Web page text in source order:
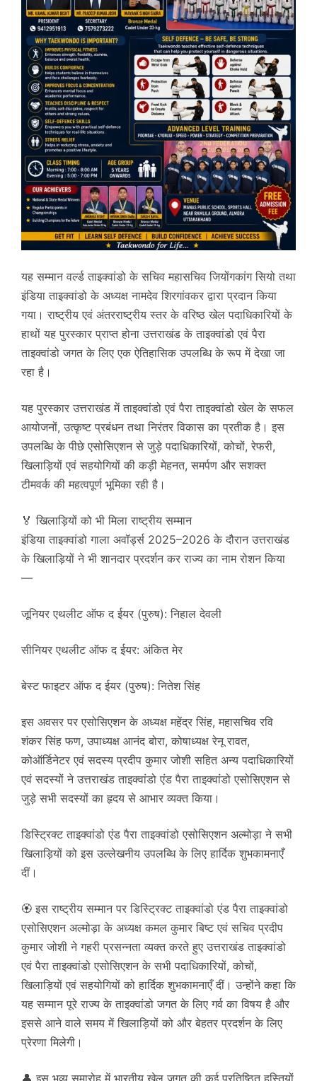
यह सम्मान वर्ल्ड ताइक्वांडो के सचिव महासचिव जियोंगकांग सियो तथा
इंडिया ताइक्वांडो के अध्यक्ष नामदेव शिरगांवकर द्वारा प्रदान किया
गया। राष्ट्रीय एवं अंतरराष्ट्रीय स्तर के वरिष्ठ खेल पदाधिकारियों के
हाथों यह पुरस्कार प्राप्त होना उत्तराखंड के ताइक्वांडो एवं पैरा
ताइक्वांडो जगत के लिए एक ऐतिहासिक उपलब्धि के रूप में देखा जा
रहा है।
यह पुरस्कार उत्तराखंड में ताइक्वांडो एवं पैरा ताइक्वांडो खेल के सफल
आयोजनों, उत्कृष्ट प्रबंधन तथा निरंतर विकास का प्रतीक है। इस
उपलब्धि के पीछे एसोसिएशन से जुड़े पदाधिकारियों, कोचों, रेफरी,
खिलाड़ियों एवं सहयोगियों की कड़ी मेहनत, समर्पण और सशक्त
टीमवर्क की महत्वपूर्ण भूमिका रही है।
🏅 खिलाड़ियों को भी मिला राष्ट्रीय सम्मान
इंडिया ताइक्वांडो गाला अवॉर्ड्स 2025–2026 के दौरान उत्तराखंड
के खिलाड़ियों ने भी शानदार प्रदर्शन कर राज्य का नाम रोशन किया
—
जूनियर एथलीट ऑफ द ईयर (पुरुष): निहाल देवली
सीनियर एथलीट ऑफ द ईयर: अंकित मेर
बेस्ट फाइटर ऑफ द ईयर (पुरुष): नितेश सिंह
इस अवसर पर एसोसिएशन के अध्यक्ष महेंद्र सिंह, महासचिव रवि
शंकर सिंह फण, उपाध्यक्ष आनंद बोरा, कोषाध्यक्ष रेनू रावत,
कोऑर्डिनेटर एवं सदस्य प्रदीप कुमार जोशी सहित अन्य पदाधिकारियों
एवं सदस्यों ने उत्तराखंड ताइक्वांडो एंड पैरा ताइक्वांडो एसोसिएशन से
जुड़े सभी सदस्यों का हृदय से आभार व्यक्त किया।
डिस्ट्रिक्ट ताइक्वांडो एंड पैरा ताइक्वांडो एसोसिएशन अल्मोड़ा ने सभी
खिलाड़ियों को इस उल्लेखनीय उपलब्धि के लिए हार्दिक शुभकामनाएँ
दीं।
🏵️ इस राष्ट्रीय सम्मान पर डिस्ट्रिक्ट ताइक्वांडो एंड पैरा ताइक्वांडो
एसोसिएशन अल्मोड़ा के अध्यक्ष कमल कुमार बिष्ट एवं सचिव प्रदीप
कुमार जोशी ने गहरी प्रसन्नता व्यक्त करते हुए उत्तराखंड ताइक्वांडो
एवं पैरा ताइक्वांडो एसोसिएशन के सभी पदाधिकारियों, कोचों,
खिलाड़ियों एवं सहयोगियों को हार्दिक शुभकामनाएँ दीं। उन्होंने कहा कि
यह सम्मान पूरे राज्य के ताइक्वांडो जगत के लिए गर्व का विषय है और
इससे आने वाले समय में खिलाड़ियों को और बेहतर प्रदर्शन के लिए
प्रेरणा मिलेगी।
👤 इस भव्य समारोह में भारतीय खेल जगत की कई प्रतिष्ठित हस्तियों